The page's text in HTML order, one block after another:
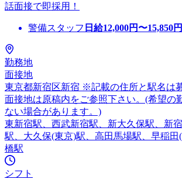
話面接で即採用！
警備スタッフ 日給12,000円〜15,850円
勤務地
面接地
東京都新宿区新宿 ※記載の住所と駅名は
面接地は原稿内をご参照下さい。(希望の
ない場合があります。)
東新宿駅、西武新宿駅、新大久保駅、新
駅、大久保(東京)駅、高田馬場駅、早稲
橋駅
シフト